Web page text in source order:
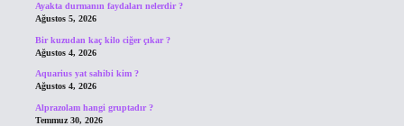
Ayakta durmanın faydaları nelerdir ?
Ağustos 5, 2026
Bir kuzudan kaç kilo ciğer çıkar ?
Ağustos 4, 2026
Aquarius yat sahibi kim ?
Ağustos 4, 2026
Alprazolam hangi gruptadır ?
Temmuz 30, 2026